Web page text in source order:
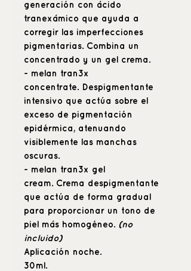
generación con ácido
tranexámico que ayuda a
corregir las imperfecciones
pigmentarias. Combina un
concentrado y un gel crema.
- melan tran3x
concentrate. Despigmentante
intensivo que actúa sobre el
exceso de pigmentación
epidérmica, atenuando
visiblemente las manchas
oscuras.
- melan tran3x gel
cream. Crema despigmentante
que actúa de forma gradual
para proporcionar un tono de
piel más homogéneo. (no
incluido)
Aplicación noche.
30ml.